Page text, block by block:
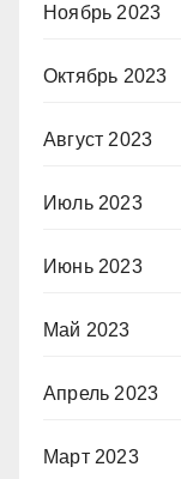
Ноябрь 2023
Октябрь 2023
Август 2023
Июль 2023
Июнь 2023
Май 2023
Апрель 2023
Март 2023